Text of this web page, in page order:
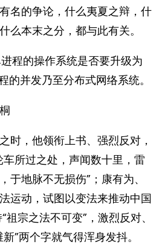
名的争论，什么夷夏之辩，什
么本末之分，都与此有关。
程的操作系统是否要升级为
的并发乃至分布式网络系统。
时，他领衔上书、强烈反对，
车所过之处，声闻数十里，雷
于地脉不无损伤”；康有为、
运动，试图以变法来推动中国
宗之法不可变”，激烈反对、
”两个字就气得浑身发抖。